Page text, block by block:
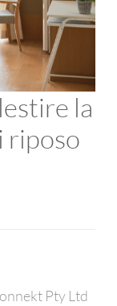
la
riposo
Pty Ltd